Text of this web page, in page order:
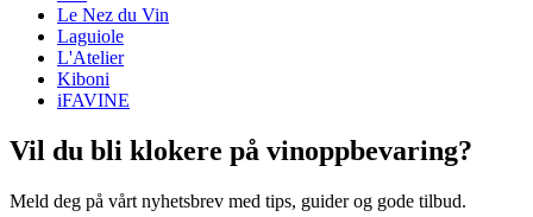
Le Nez du Vin
Laguiole
L'Atelier
Kiboni
iFAVINE
Vil du bli klokere på vinoppbevaring?
Meld deg på vårt nyhetsbrev med tips, guider og gode tilbud.